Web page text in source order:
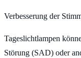
Verbesserung der
Tageslichtlampen
Störung (SAD) oder